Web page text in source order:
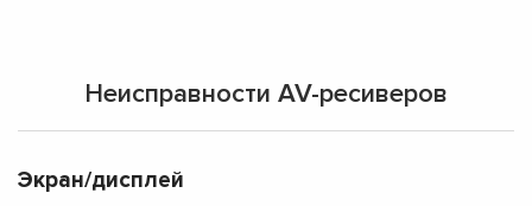
Неисправности AV-ресиверов
Экран/дисплей